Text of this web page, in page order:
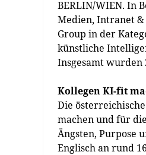
BERLIN/WIEN. In
Medien, Intranet &
Group in der
künstliche
Insgesamt
Kollegen KI-fit
Die
machen und für
Ängsten, Purpose
Englisch an rund